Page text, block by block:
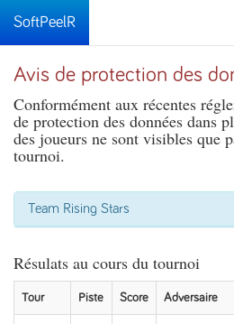
SoftPeelR
Avis de protection des
Conformément aux récentes
de protection des données dans
des joueurs ne sont visibles que
tournoi.
Team Rising Stars
Résulats au cours du tournoi
Tour Piste Score Adversaire